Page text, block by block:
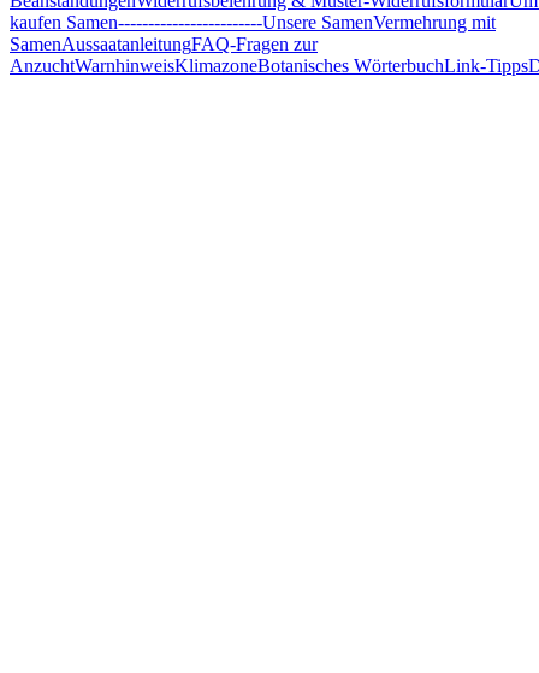
kaufen Samen------------------------Unsere SamenVermehrung mit
SamenAussaatanleitungFAQ-Fragen zur
AnzuchtWarnhinweisKlimazoneBotanisches WörterbuchLink-Tipps